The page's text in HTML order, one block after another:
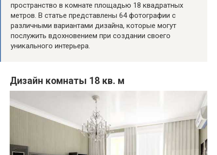
пространство в комнате площадью 18 квадратных
метров. В статье представлены 64 фотографии с
различными вариантами дизайна, которые могут
послужить вдохновением при создании своего
уникального интерьера.
Дизайн комнаты 18 кв. м